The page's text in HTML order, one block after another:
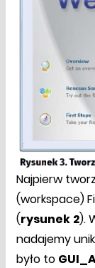
Najpierw
(workspace)
(rysunek 2).
nadajemy
było to